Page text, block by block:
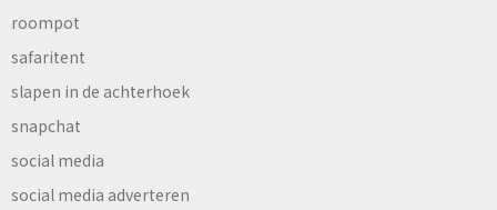
roompot
safaritent
slapen in de achterhoek
snapchat
social media
social media adverteren